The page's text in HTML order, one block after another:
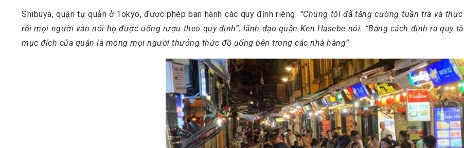
Shibuya, quận tự quản ở Tokyo, được phép ban hành các quy định riêng. “Chúng tôi đã tăng cường tuần tra và
rồi mọi người vẫn nói họ được uống rượu theo quy định”, lãnh đạo quận Ken Hasebe nói. “Bằng cách định ra quy
mục đích của quận là mong mọi người thưởng thức đồ uống bên trong các nhà hàng”.